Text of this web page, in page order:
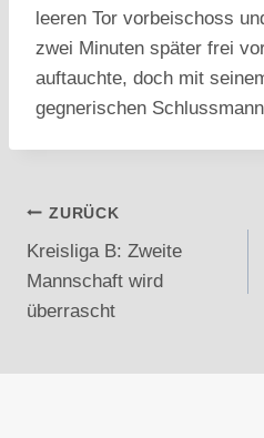
leeren Tor vorbeischoss
zwei Minuten später frei
auftauchte, doch mit
gegnerischen
Beitragsnavigation
ZURÜCK
Kreisliga B: Zweite
Mannschaft wird
überrascht